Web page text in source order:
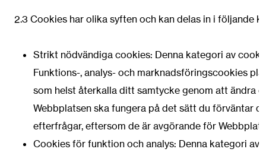
2.3 Cookies har olika syften och kan delas in i följande
Strikt nödvändiga cookies: Denna kategori av
Funktions-, analys- och marknadsföringscookies
som helst återkalla ditt samtycke genom att ändra
Webbplatsen ska fungera på det sätt du förväntar
efterfrågar, eftersom de är avgörande för
Cookies för funktion och analys: Denna kategori